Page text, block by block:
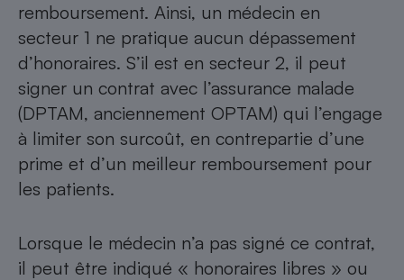
remboursement. Ainsi, un médecin en
secteur 1 ne pratique aucun dépassement
d’honoraires. S’il est en secteur 2, il peut
signer un contrat avec l’assurance malade
(DPTAM, anciennement OPTAM) qui l’engage
à limiter son surcoût, en contrepartie d’une
prime et d’un meilleur remboursement pour
les patients.
Lorsque le médecin n’a pas signé ce contrat,
il peut être indiqué « honoraires libres » ou